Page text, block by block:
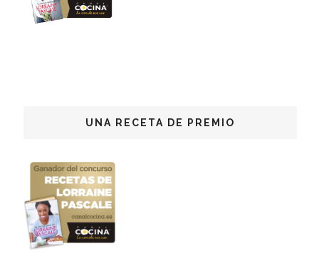
UNA RECETA DE PREMIO